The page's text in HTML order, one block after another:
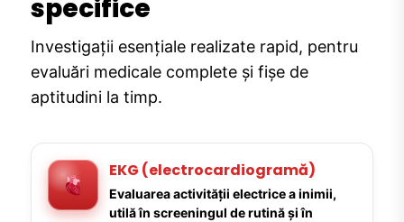
specifice
Investigații esențiale realizate rapid, pentru
evaluări medicale complete și fișe de
aptitudini la timp.
EKG (electrocardiogramă)
Evaluarea activității electrice a inimii,
utilă în screeningul de rutină și în